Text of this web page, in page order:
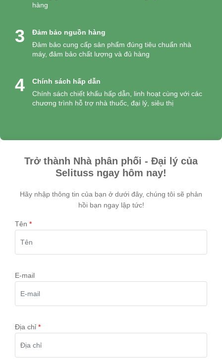
hàng
3
Đảm bảo nguồn hàng
Đảm bảo cung cấp sản phẩm đúng tiêu chuẩn nhà
máy, đảm bảo chất lượng và đủ hàng
4
Chính sách hấp dẫn
Chính sách chiết khấu hấp dẫn, linh hoạt cùng với các
chương trình hỗ trợ nhà thuốc, đại lý, siêu thị
Trở thành Nhà phân phối - Đại lý của
Selituss ngay hôm nay!
Hãy nhập thông tin của bạn ở dưới đây, chúng tôi sẽ phản
hồi bạn ngay lập tức!
Tên
E-mail
Địa chỉ